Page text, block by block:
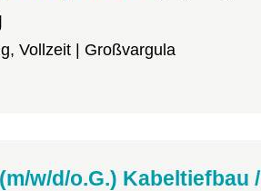
Vollzeit | Großvargula
w/d/o.G.) Kabeltiefbau /